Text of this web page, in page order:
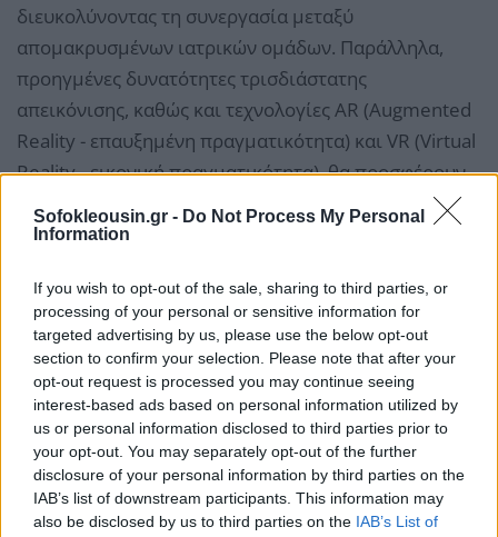
Sofokleousin.gr - Do Not Process My Personal
Information
If you wish to opt-out of the sale, sharing to third parties, or
processing of your personal or sensitive information for
targeted advertising by us, please use the below opt-out
section to confirm your selection. Please note that after your
opt-out request is processed you may continue seeing
interest-based ads based on personal information utilized by
us or personal information disclosed to third parties prior to
your opt-out. You may separately opt-out of the further
disclosure of your personal information by third parties on the
IAB’s list of downstream participants. This information may
also be disclosed by us to third parties on the IAB’s List of
διευκολύνοντας τη συνεργασία μεταξύ
απομακρυσμένων ιατρικών ομάδων. Παράλληλα,
προηγμένες δυνατότητες τρισδιάστατης
απεικόνισης, καθώς και τεχνολογίες AR (Augmented
Reality - επαυξημένη πραγματικότητα) και VR (Virtual
Reality - εικονική πραγματικότητα), θα προσφέρουν
στους ιατρούς πιο ολοκληρωμένη εικόνα των
περιστατικών, συμβάλλοντας στην καλύτερη
και τη λήψη πιο ακριβών κλινικών αποφάσεων.
Τέλος, οι υπεύθυνοι λειτουργίας του Νοσοκομείου
θα μπορούν να διαχειρίζονται το περιβαλλοντικό
αποτύπωμα και, με την υποστήριξη εργαλείων
Τεχνητής Νοημοσύνης, να στοχεύσουν στη
βελτιστοποίηση του.